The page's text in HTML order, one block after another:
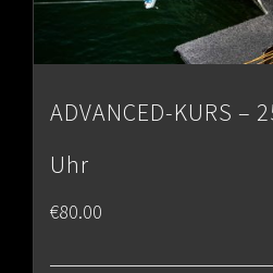
ADVANCED-KURS –
Uhr
€80.00